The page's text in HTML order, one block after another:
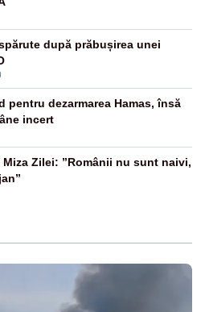
după prăbușirea unei
pentru dezarmarea Hamas, însă
incert
Miza Zilei: ”Românii nu sunt naivi,